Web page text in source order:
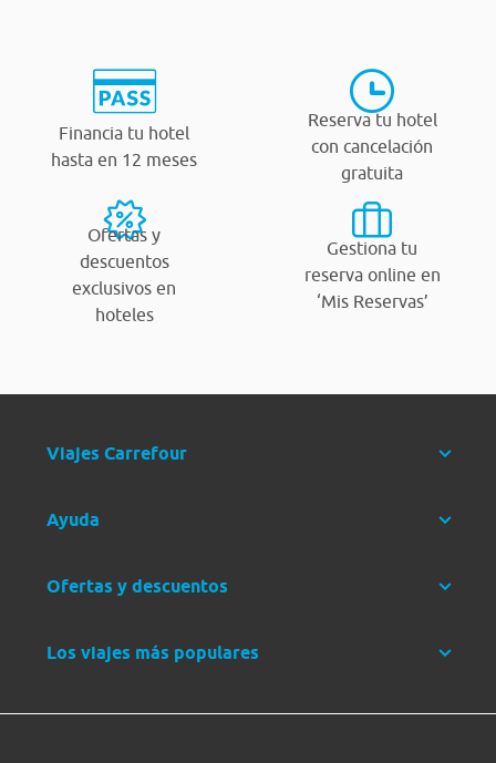
Financia tu hotel
hasta en 12 meses
Reserva tu hotel
con cancelación
gratuita
Ofertas y
descuentos
exclusivos en
hoteles
Gestiona tu
reserva online en
‘Mis Reservas’
Viajes Carrefour
Ayuda
Ofertas y descuentos
Los viajes más populares